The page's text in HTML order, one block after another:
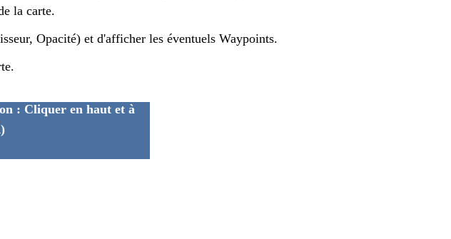
la carte.
Opacité) et d'afficher les éventuels Waypoints.
: Cliquer en haut et à
)